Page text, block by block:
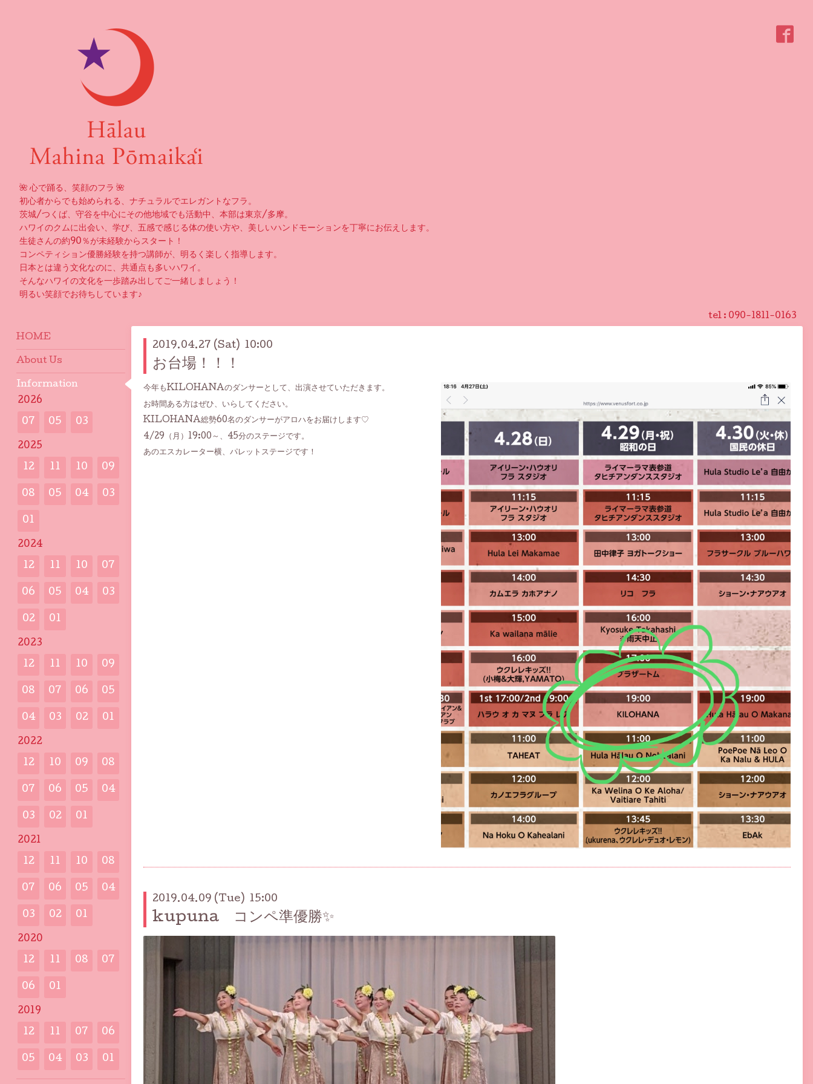
🌺 心で踊る、笑顔のフラ 🌺
初心者からでも始められる、ナチュラルでエレガントなフラ。
茨城/つくば、守谷を中心にその他地域でも活動中、本部は東京/多摩。
ハワイのクムに出会い、学び、五感で感じる体の使い方や、美しいハンドモーションを丁寧にお伝えします。
生徒さんの約90％が未経験からスタート！
コンペティション優勝経験を持つ講師が、明るく楽しく指導します。
日本とは違う文化なのに、共通点も多いハワイ。
そんなハワイの文化を一歩踏み出してご一緒しましょう！
明るい笑顔でお待ちしています♪
tel : 090-1811-0163
2019.04.27 (Sat) 10:00
お台場！！！
今年もKILOHANAのダンサーとして、出演させていただきます。
お時間ある方はぜひ、いらしてください。
KILOHANA総勢60名のダンサーがアロハをお届けします♡
4/29（月）19:00～、45分のステージです。
あのエスカレーター横、パレットステージです！
2019.04.09 (Tue) 15:00
kupuna コンペ準優勝✨
HOME
About Us
Information
2026
07 05 03
2025
12 11 10 09
08 05 04 03
01
2024
12 11 10 07
06 05 04 03
02 01
2023
12 11 10 09
08 07 06 05
04 03 02 01
2022
12 10 09 08
07 06 05 04
03 02 01
2021
12 11 10 08
07 06 05 04
03 02 01
2020
12 11 08 07
06 01
2019
12 11 07 06
05 04 03 01